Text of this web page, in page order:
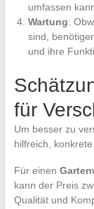
umfassen
Wartung:
sind,
und ihre
für
Um besser zu
hilfreich,
Für einen
kann der Preis
Qualität und